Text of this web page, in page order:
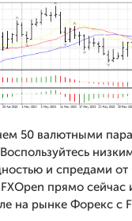
50 валютными
и спредами от
прямо сейчас
на рынке Форекс с